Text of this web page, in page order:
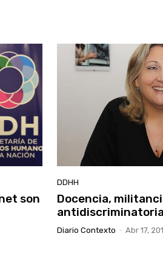
son
DDHH
Docencia,
antidiscriminatoria
Diario Contexto - Abr 17,